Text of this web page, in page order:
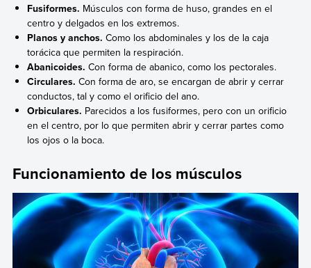
Fusiformes. Músculos con forma de huso, grandes en el
centro y delgados en los extremos.
Planos y anchos. Como los abdominales y los de la caja
torácica que permiten la respiración.
Abanicoides. Con forma de abanico, como los pectorales.
Circulares. Con forma de aro, se encargan de abrir y cerrar
conductos, tal y como el orificio del ano.
Orbiculares. Parecidos a los fusiformes, pero con un orificio
en el centro, por lo que permiten abrir y cerrar partes como
los ojos o la boca.
Funcionamiento de los músculos